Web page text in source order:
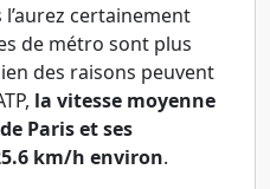
l’aurez certainement
de métro sont plus
des raisons peuvent
la vitesse moyenne
Paris et ses
km/h environ.